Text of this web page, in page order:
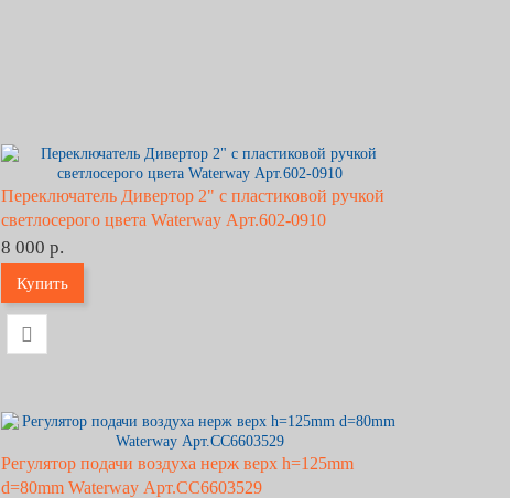
Переключатель Дивертор 2" с пластиковой ручкой
светлосерого цвета Waterway Арт.602-0910
8 000 р.
Купить
Регулятор подачи воздуха нерж верх h=125mm
d=80mm Waterway Арт.CC6603529